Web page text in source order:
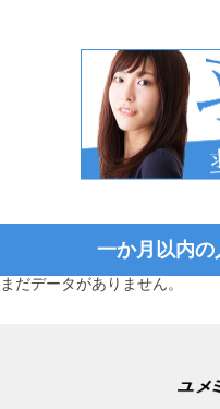
一か月以内
まだデータがありません。